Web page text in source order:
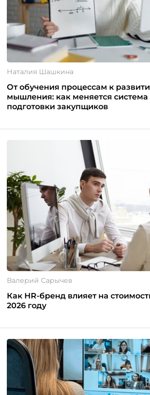
Наталия Шашкина
От обучения процессам к
мышления: как меняется система
подготовки закупщиков
Валерий Сарычев
Как HR-бренд влияет на
2026 году